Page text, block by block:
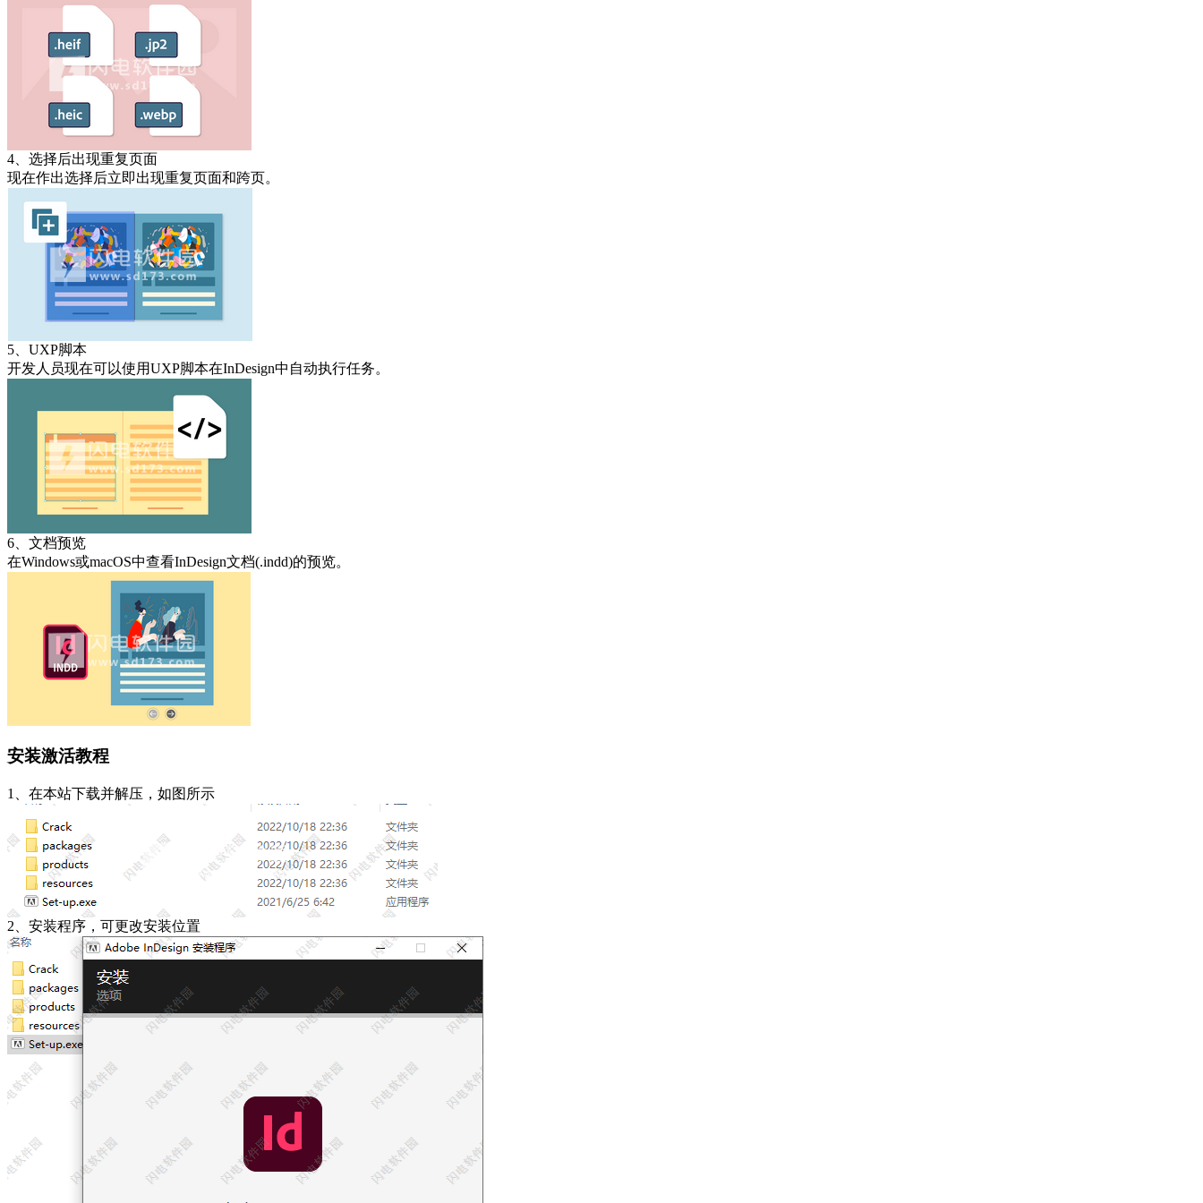
4、选择后出现重复页面
现在作出选择后立即出现重复页面和跨页。
5、UXP脚本
开发人员现在可以使用UXP脚本在InDesign中自动执行任务。
6、文档预览
在Windows或macOS中查看InDesign文档(.indd)的预览。
安装激活教程
1、在本站下载并解压，如图所示
2、安装程序，可更改安装位置